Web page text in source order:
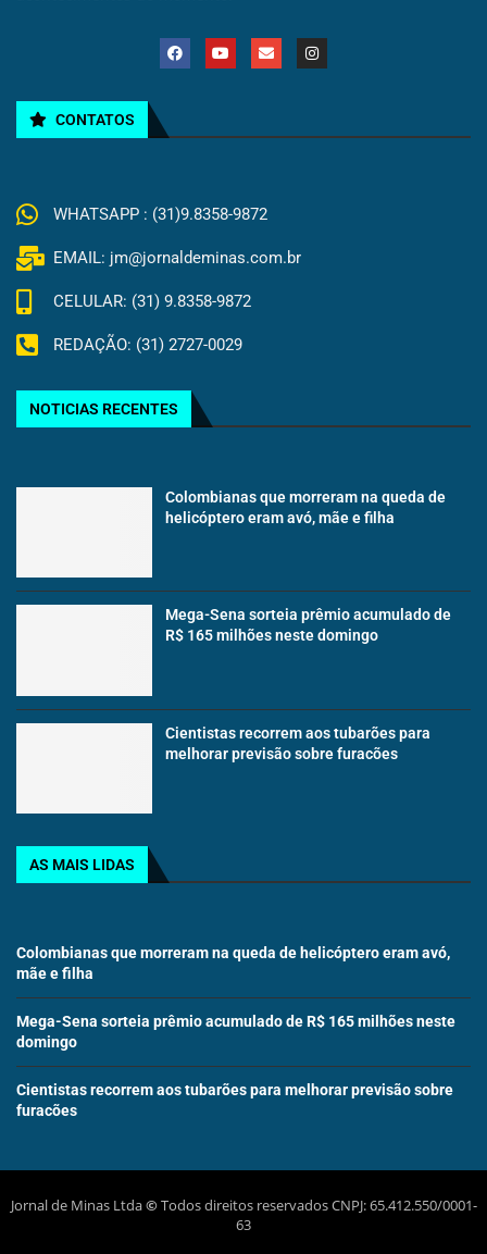
CONTATOS
WHATSAPP : (31)9.8358-9872
EMAIL: jm@jornaldeminas.com.br
CELULAR: (31) 9.8358-9872
REDAÇÃO: (31) 2727-0029
NOTICIAS RECENTES
Colombianas que morreram na queda de
helicóptero eram avó, mãe e filha
Mega-Sena sorteia prêmio acumulado de
R$ 165 milhões neste domingo
Cientistas recorrem aos tubarões para
melhorar previsão sobre furacões
AS MAIS LIDAS
Colombianas que morreram na queda de helicóptero eram avó,
mãe e filha
Mega-Sena sorteia prêmio acumulado de R$ 165 milhões neste
domingo
Cientistas recorrem aos tubarões para melhorar previsão sobre
furacões
Jornal de Minas Ltda©Todos direitos reservados CNPJ: 65.412.550/0001-
63